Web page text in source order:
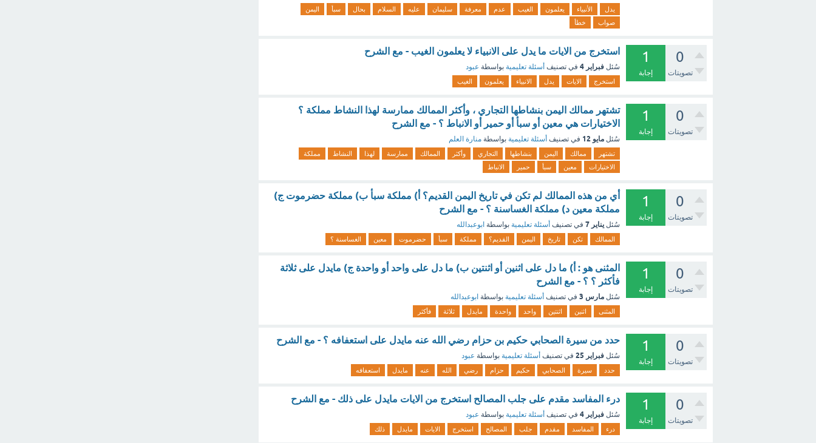
يدل الأنبياء يعلمون الغيب عدم معرفة سليمان عليه السلام بحال سبأ
اليمن
صواب
خطأ
0
تصويتات
1
إجابة
استخرج من الايات ما يدل على الانبياء لا يعلمون الغيب - مع الشرح
سُئل فبراير 4 في تصنيف أسئلة تعليمية بواسطة عبود
استخرج الايات يدل الانبياء يعلمون الغيب
0
تصويتات
1
إجابة
تشتهر ممالك اليمن بنشاطها التجاري ، وأكثر الممالك ممارسة لهذا النشاط مملكة ؟
الاختيارات هي معين أو سبأ أو حمير أو الانباط ؟ - مع الشرح
سُئل مايو 12 في تصنيف أسئلة تعليمية بواسطة منارة العلم
تشتهر ممالك اليمن بنشاطها التجاري وأكثر الممالك ممارسة لهذا النشاط
مملكة
الاختيارات
معين سبأ حمير الانباط
0
تصويتات
1
إجابة
أي من هذه الممالك لم تكن في تاريخ اليمن القديم؟ أ) مملكة سبأ ب) مملكة حضرموت ج)
مملكة معين د) مملكة الغساسنة ؟ - مع الشرح
سُئل يناير 7 في تصنيف أسئلة تعليمية بواسطة ابوعبدالله
الممالك تكن تاريخ اليمن القديم؟ مملكة سبأ حضرموت معين الغساسنة ؟
0
تصويتات
1
إجابة
المثنى هو : أ) ما دل على اثنين أو اثنتين ب) ما دل على واحد أو واحدة ج) مايدل على ثلاثة
فأكثر ؟ ؟ - مع الشرح
سُئل مارس 3 في تصنيف أسئلة تعليمية بواسطة ابوعبدالله
المثنى اثنين اثنتين واحد واحدة مايدل ثلاثة فأكثر
0
تصويتات
1
إجابة
حدد من سيرة الصحابي حكيم بن حزام رضي الله عنه مايدل على استعفافه ؟ - مع الشرح
سُئل فبراير 25 في تصنيف أسئلة تعليمية بواسطة عبود
حدد سيرة الصحابي حكيم حزام رضي الله عنه مايدل استعفافه
0
تصويتات
1
إجابة
درء المفاسد مقدم على جلب المصالح استخرج من الايات مايدل على ذلك - مع الشرح
سُئل فبراير 4 في تصنيف أسئلة تعليمية بواسطة عبود
درء المفاسد مقدم جلب المصالح استخرج الايات مايدل ذلك